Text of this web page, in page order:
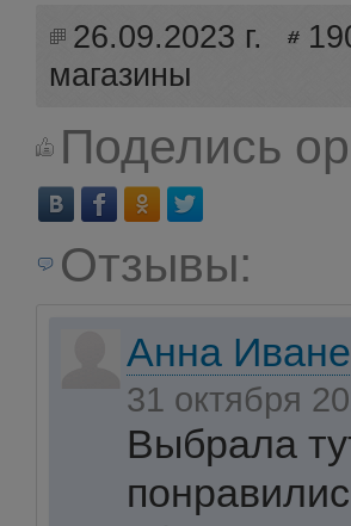
26.09.2023 г.
магазины
Поделись
Отзывы:
Анна
31 октября
Выбрала